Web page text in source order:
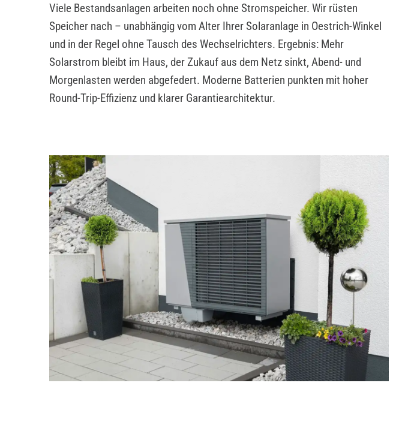
Viele Bestandsanlagen arbeiten noch ohne Stromspeicher. Wir rüsten
Speicher nach – unabhängig vom Alter Ihrer Solaranlage in Oestrich-Winkel
und in der Regel ohne Tausch des Wechselrichters. Ergebnis: Mehr
Solarstrom bleibt im Haus, der Zukauf aus dem Netz sinkt, Abend- und
Morgenlasten werden abgefedert. Moderne Batterien punkten mit hoher
Round-Trip-Effizienz und klarer Garantiearchitektur.